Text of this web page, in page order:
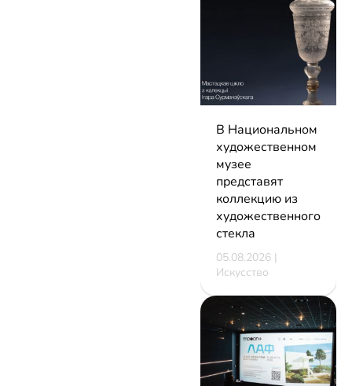
В Национальном
художественном
музее
представят
коллекцию из
художественного
стекла
05.08.2026 |
Искусство